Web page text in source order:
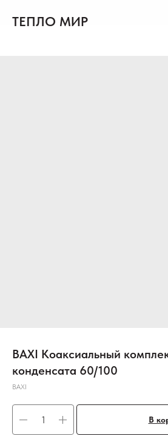
ТЕПЛО МИР
BAXI Коаксиальный
конденсата 60/100
BAXI
В